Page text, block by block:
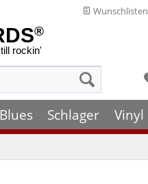
Wunschlisten
®
rockin'
Blues Schlager Vinyl